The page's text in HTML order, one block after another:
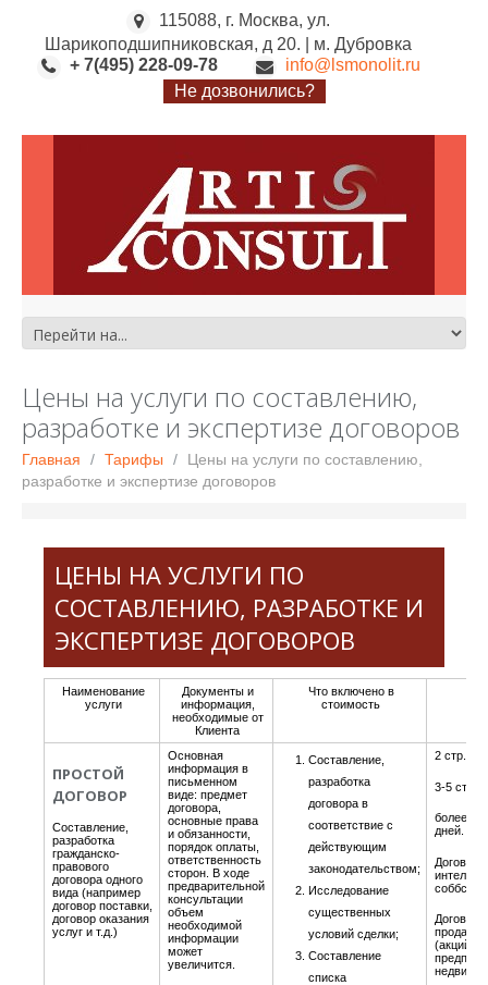
115088, г. Москва, ул.
Шарикоподшипниковская, д 20. | м. Дубровка
+ 7(495) 228-09-78
info@lsmonolit.ru
Не дозвонились?
Цены на услуги по составлению,
разработке и экспертизе договоров
Главная Тарифы
Цены на услуги по составлению,
разработке и экспертизе договоров
ЦЕНЫ НА УСЛУГИ ПО
СОСТАВЛЕНИЮ, РАЗРАБОТКЕ И
ЭКСПЕРТИЗЕ ДОГОВОРОВ
Наименование
услуги
Документы и
информация,
необходимые от
Клиента
Что включено в
стоимость
ПРОСТОЙ
ДОГОВОР
Составление,
разработка
гражданско-
правового
договора одного
вида (например
договор поставки,
договор оказания
услуг и т.д.)
Основная
информация в
письменном
виде: предмет
договора,
основные права
и обязанности,
порядок оплаты,
ответственность
сторон. В ходе
предварительной
консультации
объем
необходимой
информации
может
увеличится.
Составление,
разработка
договора в
соответствие с
действующим
законодательством;
Исследование
существенных
условий сделки;
Составление
списка
2 стр. -
3-5 стр. -
более 5
дней.
Договоры
продажи
(акций,